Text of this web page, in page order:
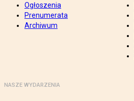
Ogłoszenia
Prenumerata
Archiwum
NASZE WYDARZENIA